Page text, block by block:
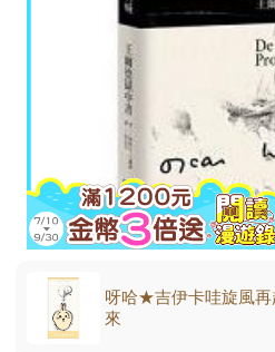
呀哈★吉伊卡哇旋風再
來